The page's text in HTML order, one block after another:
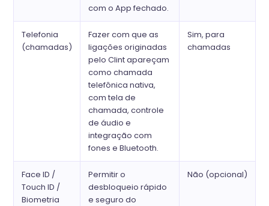
com o App fechado.
Telefonia
(chamadas)
Fazer com que as
ligações originadas
pelo Clint apareçam
como chamada
telefônica nativa,
com tela de
chamada, controle
de áudio e
integração com
fones e Bluetooth.
Sim, para
chamadas
Face ID /
Touch ID /
Biometria
Permitir o
desbloqueio rápido
e seguro do
Não (opcional)